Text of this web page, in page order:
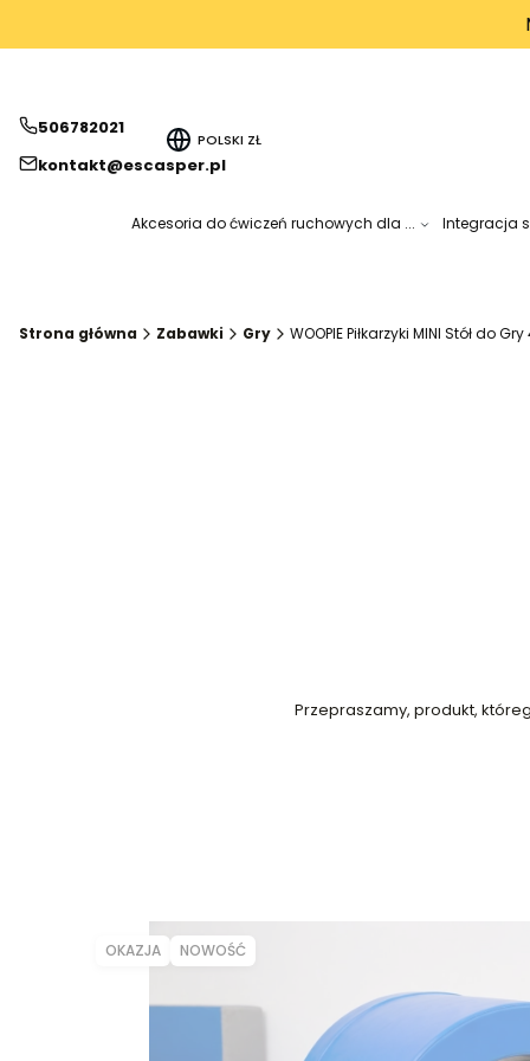
506782021
kontakt@escasper.pl
POLSKI ZŁ
Akcesoria do ćwiczeń ruchowych dla ... Integracja
Strona główna Zabawki Gry WOOPIE Piłkarzyki MINI Stół do
Przepraszamy, produkt,
OKAZJA NOWOŚĆ